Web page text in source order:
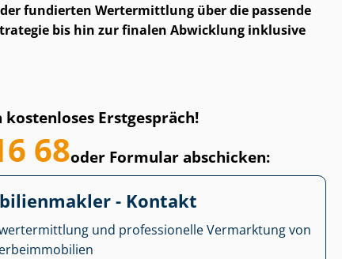
fundierten Wertermittlung über die passende
bis hin zur finalen Abwicklung inklusive
Erstgespräch!
68oder Formular abschicken:
- Kontakt
und professionelle Vermarktung von